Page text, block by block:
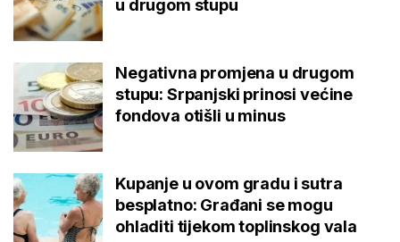
u drugom stupu
Negativna promjena u drugom
stupu: Srpanjski prinosi većine
fondova otišli u minus
Kupanje u ovom gradu i sutra
besplatno: Građani se mogu
ohladiti tijekom toplinskog vala